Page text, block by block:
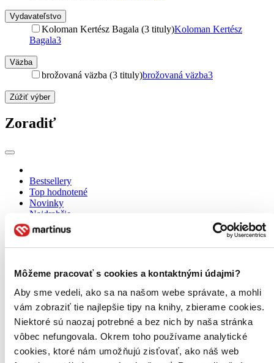
Môžeme pracovať s cookies a kontaktnými údajmi?
Aby sme vedeli, ako sa na našom webe správate, a mohli
vám zobraziť tie najlepšie tipy na knihy, zbierame cookies.
Niektoré sú naozaj potrebné a bez nich by naša stránka
vôbec nefungovala. Okrem toho používame analytické
cookies, ktoré nám umožňujú zisťovať, ako náš web
Vydavateľstvo
Koloman Kertész Bagala (3 tituly)Koloman Kertész
Bagala3
Väzba
brožovaná väzba (3 tituly)brožovaná väzba3
Zúžiť výber
Zoradiť
Bestsellery
Top hodnotené
Novinky
Najdrahšie
Najlacnejšie
Najvyššia zľava